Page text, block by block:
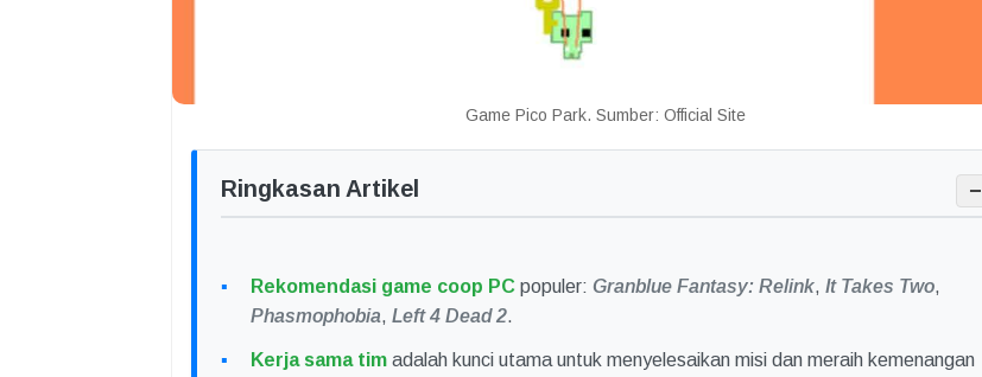
Game Pico Park. Sumber: Official Site
Ringkasan Artikel −
Rekomendasi game coop PC populer: Granblue Fantasy: Relink, It Takes Two,
Phasmophobia, Left 4 Dead 2.
Kerja sama tim adalah kunci utama untuk menyelesaikan misi dan meraih kemenangan